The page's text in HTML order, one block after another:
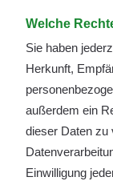
Welche
Sie haben
Herkunft,
außerdem ein
dieser Daten zu
Einwilligung